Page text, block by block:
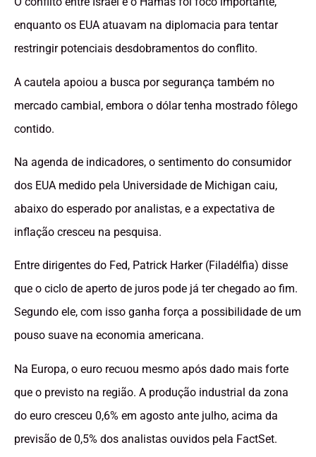
enquanto os EUA atuavam na diplomacia para tentar
restringir potenciais desdobramentos do conflito.
A cautela apoiou a busca por segurança também no
mercado cambial, embora o dólar tenha mostrado fôlego
contido.
Na agenda de indicadores, o sentimento do consumidor
dos EUA medido pela Universidade de Michigan caiu,
abaixo do esperado por analistas, e a expectativa de
inflação cresceu na pesquisa.
Entre dirigentes do Fed, Patrick Harker (Filadélfia) disse
que o ciclo de aperto de juros pode já ter chegado ao fim.
Segundo ele, com isso ganha força a possibilidade de um
pouso suave na economia americana.
Na Europa, o euro recuou mesmo após dado mais forte
que o previsto na região. A produção industrial da zona
do euro cresceu 0,6% em agosto ante julho, acima da
previsão de 0,5% dos analistas ouvidos pela FactSet.